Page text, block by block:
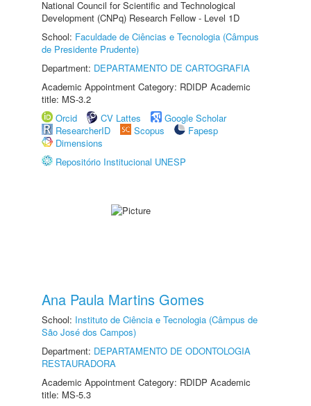
National Council for Scientific and Technological
Development (CNPq) Research Fellow - Level 1D
School: Faculdade de Ciências e Tecnologia (Câmpus
de Presidente Prudente)
Department: DEPARTAMENTO DE CARTOGRAFIA
Academic Appointment Category: RDIDP Academic
title: MS-3.2
Orcid
CV Lattes
Google Scholar
ResearcherID
Scopus
Fapesp
Dimensions
Repositório Institucional UNESP
Ana Paula Martins Gomes
School: Instituto de Ciência e Tecnologia (Câmpus de
São José dos Campos)
Department: DEPARTAMENTO DE ODONTOLOGIA
RESTAURADORA
Academic Appointment Category: RDIDP Academic
title: MS-5.3